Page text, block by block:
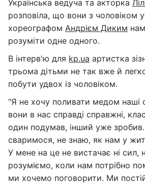
Українська ведуча та акторка
розповіла, що вони з чоловіком
хореографом Андрієм Диким
розуміти одне одного.
В інтерв'ю для kp.ua артистка
трьома дітьми не так вже й
побути удвох із чоловіком.
"Я не хочу поливати медом наші
вони в нас справді справжні,
один подумав, інший уже
сваримося, не знаю, як нам у
У мене на це не вистачає ні сил,
розуміємо, коли нам потрібно
ми хочемо поговорити. Ми